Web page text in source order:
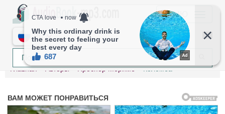
МЕНЮ
RU
Главная Авторы Проспер Мериме Коломба